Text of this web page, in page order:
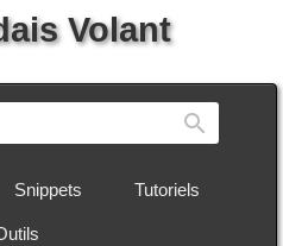
Volant
Snippets Tutoriels